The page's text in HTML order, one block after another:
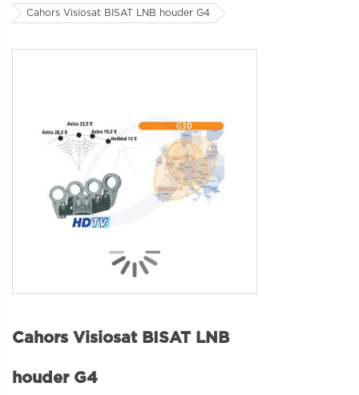
Cahors Visiosat BISAT LNB houder G4
Cahors Visiosat BISAT LNB
houder G4